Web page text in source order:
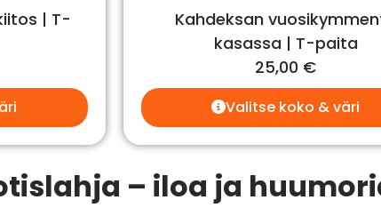
| T-
Kahdeksan
kasassa | T-paita
25,00 €
Valitse koko & väri
– iloa ja